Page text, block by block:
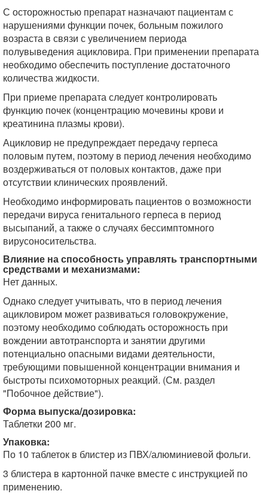
С осторожностью препарат назначают пациентам с
нарушениями функции почек, больным пожилого
возраста в связи с увеличением периода
полувыведения ацикловира. При применении препарата
необходимо обеспечить поступление достаточного
количества жидкости.
При приеме препарата следует контролировать
функцию почек (концентрацию мочевины крови и
креатинина плазмы крови).
Ацикловир не предупреждает передачу герпеса
половым путем, поэтому в период лечения необходимо
воздерживаться от половых контактов, даже при
отсутствии клинических проявлений.
Необходимо информировать пациентов о возможности
передачи вируса генитального герпеса в период
высыпаний, а также о случаях бессимптомного
вирусоносительства.
Влияние на способность управлять транспортными
средствами и механизмами:
Нет данных.
Однако следует учитывать, что в период лечения
ацикловиром может развиваться головокружение,
поэтому необходимо соблюдать осторожность при
вождении автотранспорта и занятии другими
потенциально опасными видами деятельности,
требующими повышенной концентрации внимания и
быстроты психомоторных реакций. (См. раздел
"Побочное действие").
Форма выпуска/дозировка:
Таблетки 200 мг.
Упаковка:
По 10 таблеток в блистер из ПВХ/алюминиевой фольги.
3 блистера в картонной пачке вместе с инструкцией по
применению.